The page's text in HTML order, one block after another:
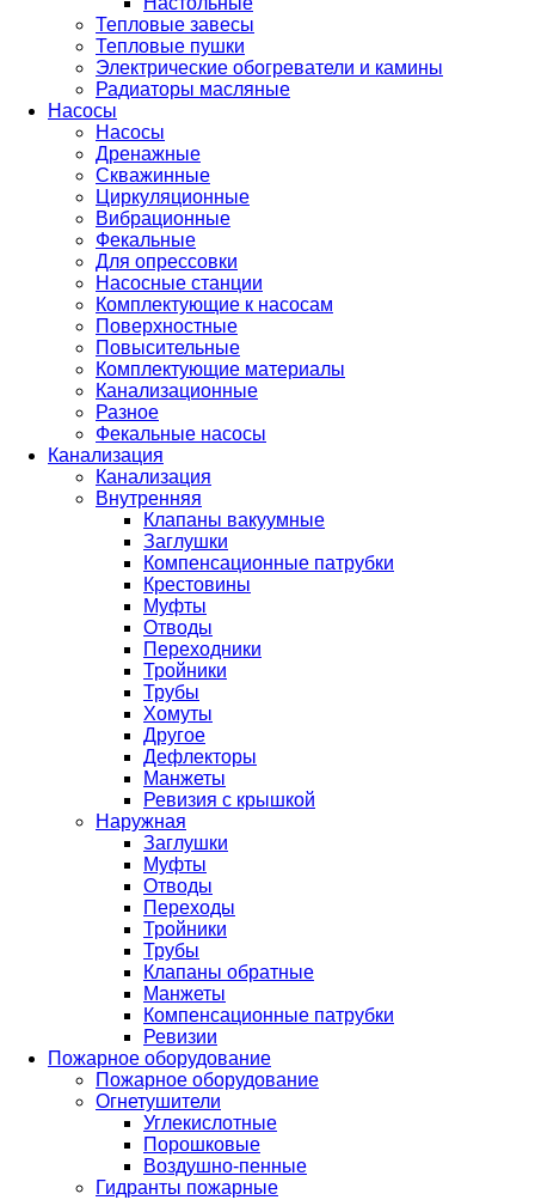
Тепловые завесы
Тепловые пушки
Электрические обогреватели и камины
Радиаторы масляные
Насосы
Насосы
Дренажные
Скважинные
Циркуляционные
Вибрационные
Фекальные
Для опрессовки
Насосные станции
Комплектующие к насосам
Поверхностные
Повысительные
Комплектующие материалы
Канализационные
Разное
Фекальные насосы
Канализация
Канализация
Внутренняя
Клапаны вакуумные
Заглушки
Компенсационные патрубки
Крестовины
Муфты
Отводы
Переходники
Тройники
Трубы
Хомуты
Другое
Дефлекторы
Манжеты
Ревизия с крышкой
Наружная
Заглушки
Муфты
Отводы
Переходы
Тройники
Трубы
Клапаны обратные
Манжеты
Компенсационные патрубки
Ревизии
Пожарное оборудование
Пожарное оборудование
Огнетушители
Углекислотные
Порошковые
Воздушно-пенные
Гидранты пожарные